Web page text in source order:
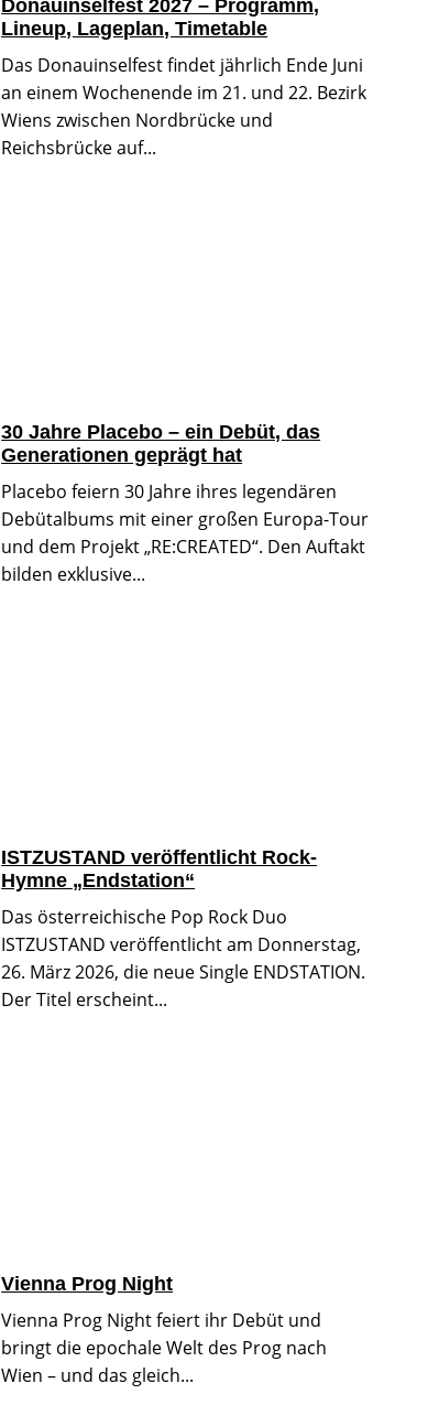
Donauinselfest 2027 – Programm,
Lineup, Lageplan, Timetable
Das Donauinselfest findet jährlich Ende Juni
an einem Wochenende im 21. und 22. Bezirk
Wiens zwischen Nordbrücke und
Reichsbrücke auf...
30 Jahre Placebo – ein Debüt, das
Generationen geprägt hat
Placebo feiern 30 Jahre ihres legendären
Debütalbums mit einer großen Europa-Tour
und dem Projekt „RE:CREATED“. Den Auftakt
bilden exklusive...
ISTZUSTAND veröffentlicht Rock-
Hymne „Endstation“
Das österreichische Pop Rock Duo
ISTZUSTAND veröffentlicht am Donnerstag,
26. März 2026, die neue Single ENDSTATION.
Der Titel erscheint...
Vienna Prog Night
Vienna Prog Night feiert ihr Debüt und
bringt die epochale Welt des Prog nach
Wien – und das gleich...